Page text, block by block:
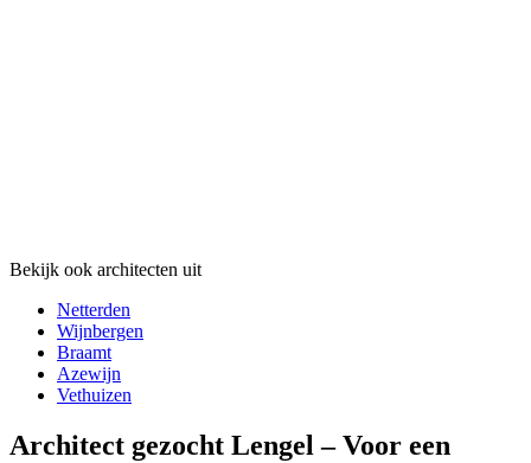
Bekijk ook architecten uit
Netterden
Wijnbergen
Braamt
Azewijn
Vethuizen
Architect gezocht Lengel – Voor een